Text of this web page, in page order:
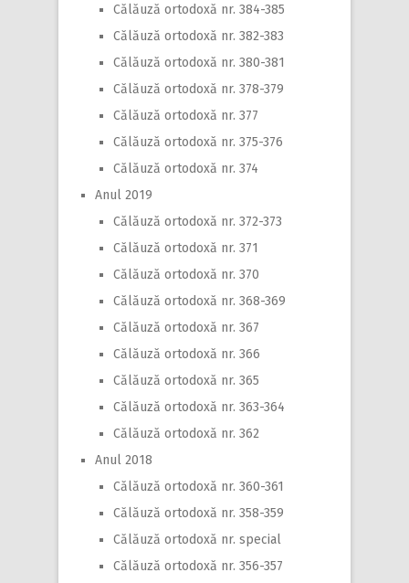
Călăuză ortodoxă nr. 384-385
Călăuză ortodoxă nr. 382-383
Călăuză ortodoxă nr. 380-381
Călăuză ortodoxă nr. 378-379
Călăuză ortodoxă nr. 377
Călăuză ortodoxă nr. 375-376
Călăuză ortodoxă nr. 374
Anul 2019
Călăuză ortodoxă nr. 372-373
Călăuză ortodoxă nr. 371
Călăuză ortodoxă nr. 370
Călăuză ortodoxă nr. 368-369
Călăuză ortodoxă nr. 367
Călăuză ortodoxă nr. 366
Călăuză ortodoxă nr. 365
Călăuză ortodoxă nr. 363-364
Călăuză ortodoxă nr. 362
Anul 2018
Călăuză ortodoxă nr. 360-361
Călăuză ortodoxă nr. 358-359
Călăuză ortodoxă nr. special
Călăuză ortodoxă nr. 356-357